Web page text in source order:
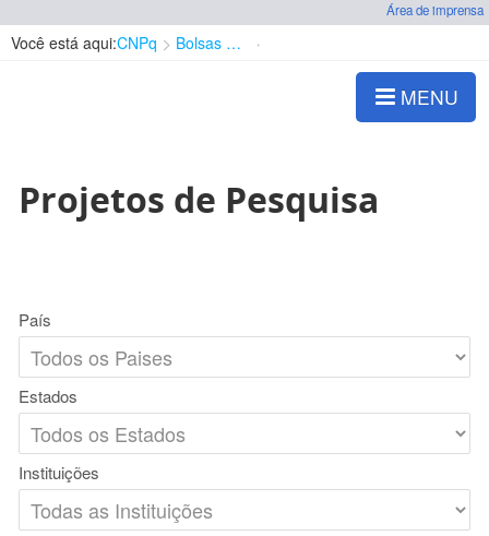
Área de imprensa
Você está aqui:CNPq Bolsas e Auxílios Vigentes
MENU
Projetos de Pesquisa
País
Estados
Instituições